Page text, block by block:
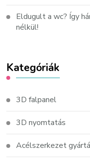
Eldugult a wc? Így
nélkül!
Kategóriák
3D falpanel
3D nyomtatás
Acélszerkezet